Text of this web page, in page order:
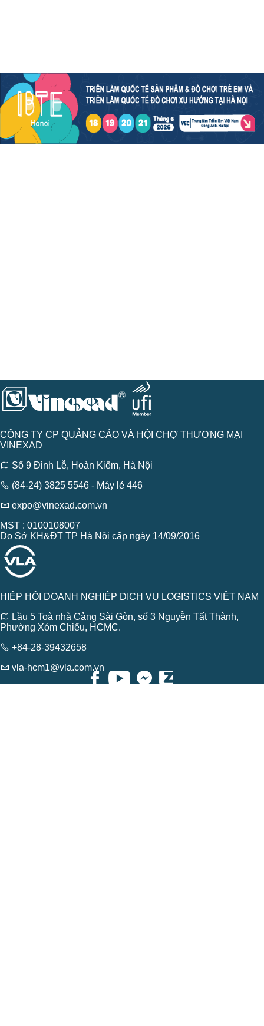
CÔNG TY CP QUẢNG CÁO VÀ HỘI CHỢ THƯƠNG MẠI
VINEXAD
Số 9 Đinh Lễ, Hoàn Kiếm, Hà Nội
(84-24) 3825 5546 - Máy lẻ 446
expo@vinexad.com.vn
MST : 0100108007
Do Sở KH&ĐT TP Hà Nội cấp ngày 14/09/2016
HIỆP HỘI DOANH NGHIỆP DỊCH VỤ LOGISTICS VIỆT NAM
Lầu 5 Toà nhà Cảng Sài Gòn, số 3 Nguyễn Tất Thành,
Phường Xóm Chiếu, HCMC.
+84-28-39432658
vla-hcm1@vla.com.vn